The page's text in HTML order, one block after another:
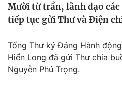
Tin tức
Câu chuyện quốc tế
Kinh tế
Tài chính
Thị trường
Dữ liệu và đời sống
Mười từ trần, lãnh đạo các
tiếp tục gửi Thư và Điện
Tổng Thư ký Đảng Hành
Hiển Long đã gửi Thư chia
Nguyễn Phú Trọng.